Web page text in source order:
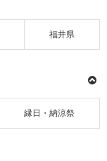
福井県
縁日・納涼祭